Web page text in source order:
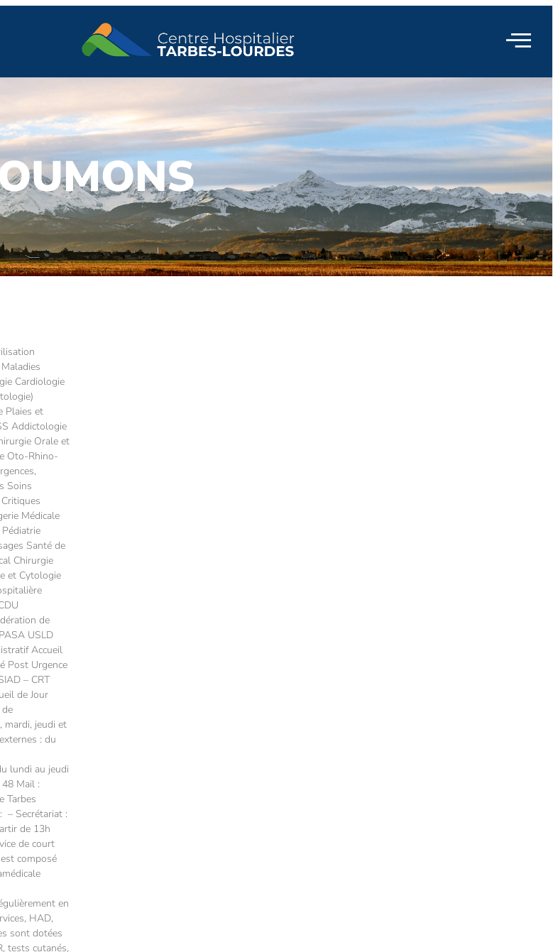
Cardiologie
Plaies et
Addictologie
Orale et
Oto-Rhino-
Soins
Médicale
Santé de
Chirurgie
et Cytologie
de
USLD
Accueil
Post Urgence
– CRT
de Jour
mardi, jeudi et
: du
lundi au jeudi
Mail :
Tarbes
– Secrétariat :
de 13h
de court
composé
en
HAD,
sont dotées
tests cutanés,